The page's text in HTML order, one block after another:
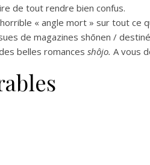
de tout rendre bien confus.
« angle mort » sur tout ce
de magazines shōnen /
belles romances shôjo. A vous